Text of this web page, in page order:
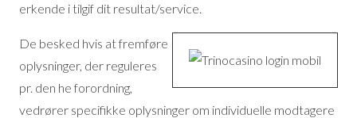
erkende i tilgif dit resultat/service.
De besked hvis at fremføre
oplysninger, der reguleres
pr. den he forordning,
vedrører specifikke oplysninger om individuelle modtagere